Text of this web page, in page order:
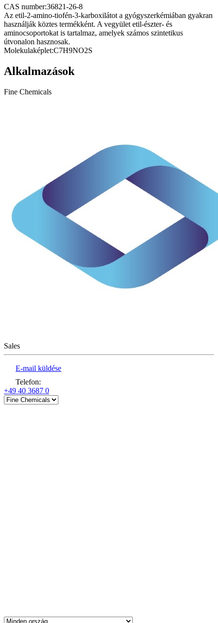
CAS number:36821-26-8
Az etil-2-amino-tiofén-3-karboxilátot a gyógyszerkémiában gyakran
használják köztes termékként. A vegyület etil-észter- és
aminocsoportokat is tartalmaz, amelyek számos szintetikus
útvonalon hasznosak.
Molekulaképlet:C7H9NO2S
Alkalmazások
Fine Chemicals
Sales
E-mail küldése
Telefon:
+49 40 3687 0